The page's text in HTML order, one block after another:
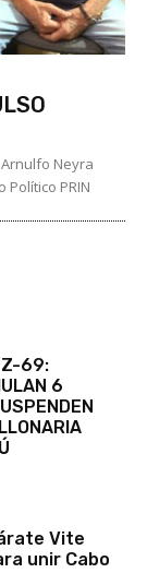
Neyra
PRIN
Z-69:
6
Vite
unir Cabo